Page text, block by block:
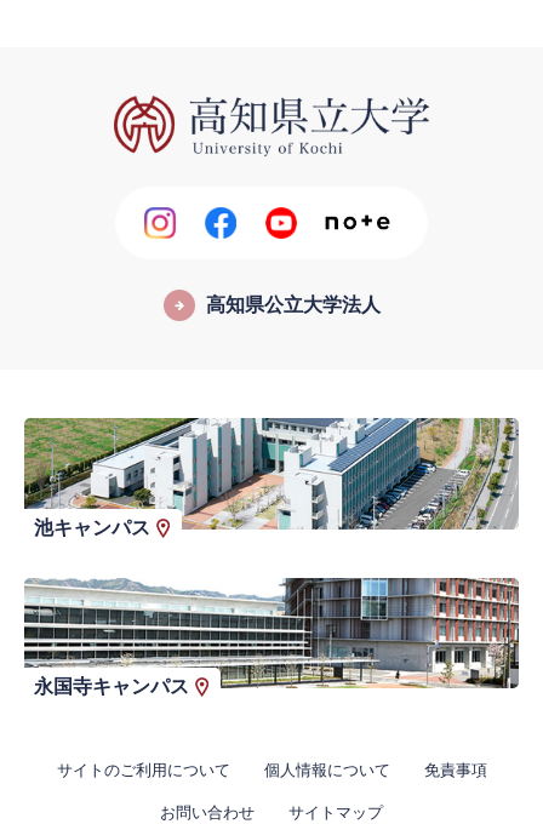
高知県公立大学法人
池キャンパス
永国寺キャンパス
サイトのご利用について 個人情報について 免責事項
お問い合わせ サイトマップ